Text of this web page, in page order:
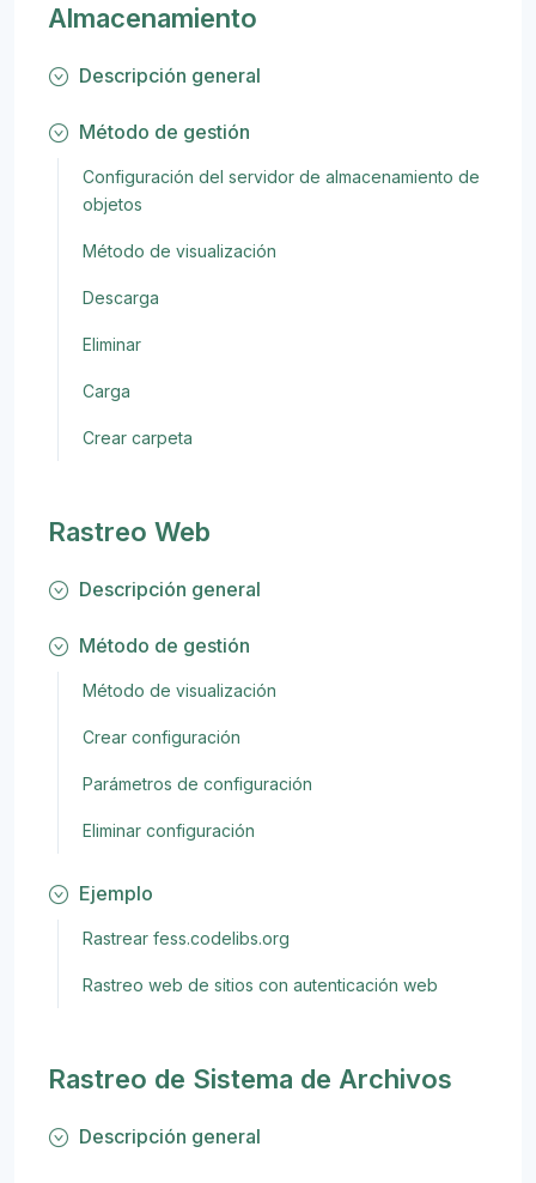
Almacenamiento
Descripción general
Método de gestión
Configuración del servidor de almacenamiento de
objetos
Método de visualización
Descarga
Eliminar
Carga
Crear carpeta
Rastreo Web
Descripción general
Método de gestión
Método de visualización
Crear configuración
Parámetros de configuración
Eliminar configuración
Ejemplo
Rastrear fess.codelibs.org
Rastreo web de sitios con autenticación web
Rastreo de Sistema de Archivos
Descripción general